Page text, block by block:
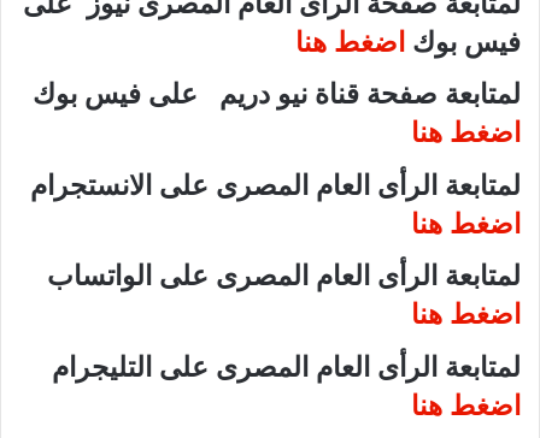
فيس بوك اضغط هنا
لمتابعة صفحة قناة نيو دريم على فيس بوك
اضغط هنا
لمتابعة الرأى العام المصرى على الانستجرام
اضغط هنا
لمتابعة الرأى العام المصرى على الواتساب
اضغط هنا
لمتابعة الرأى العام المصرى على التليجرام
اضغط هنا